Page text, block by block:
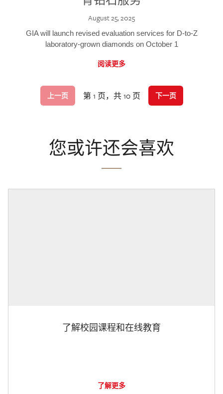
August 25, 2025
GIA will launch revised evaluation services for D-to-Z
laboratory-grown diamonds on October 1
阅读更多
上一页 第 1 页，共 10 页 下一页
您或许还会喜欢
了解校园课程和在线教育
了解更多